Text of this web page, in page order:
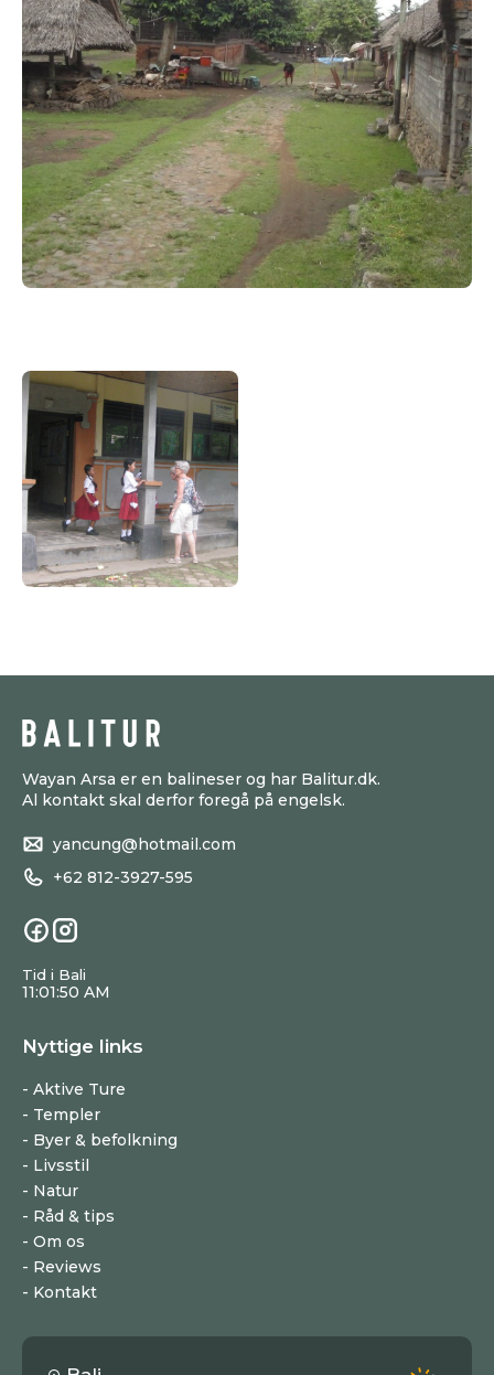
Wayan Arsa er en balineser og har Balitur.dk.
Al kontakt skal derfor foregå på engelsk.
yancung@hotmail.com
+62 812-3927-595
Tid i Bali
11:01:51 AM
Nyttige links
Aktive Ture
Templer
Byer & befolkning
Livsstil
Natur
Råd & tips
Om os
Reviews
Kontakt